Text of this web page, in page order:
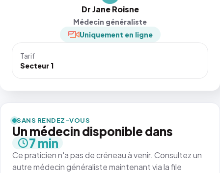
Dr Jane Roisne
Médecin généraliste
Uniquement en ligne
Tarif
Secteur 1
SANS RENDEZ-VOUS
Un médecin disponible dans
7 min
Ce praticien n'a pas de créneau à venir. Consultez un
autre médecin généraliste maintenant via la file